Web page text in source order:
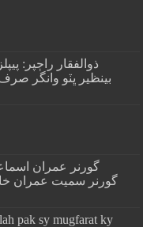
ذوالفقار راڄپر:
بينظير ڀٽو وانگر
گورنر سميت عمران
pak sy mugfarat ky